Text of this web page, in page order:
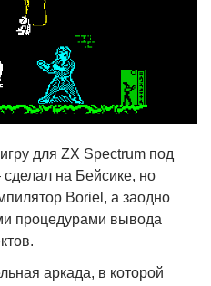
для ZX Spectrum под
на Бейсике, но
Boriel, а заодно
процедурами вывода
аркада, в которой